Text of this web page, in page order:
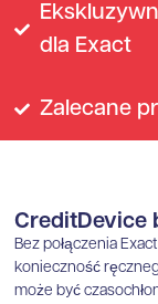
dla Exact
Zalecane
CreditDevice
Bez połączenia
konieczność
może być